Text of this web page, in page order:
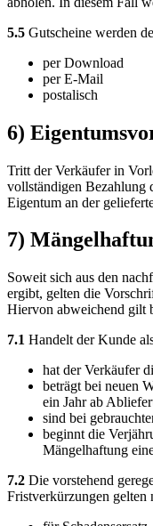
5.5 Gutscheine werden
per Download
per E-Mail
postalisch
6)
Tritt der Verkäufer in
vollständigen Bezahlung
Eigentum an der
7)
Soweit sich aus den
ergibt, gelten die
Hiervon abweichend gilt
7.1 Handelt der Kunde
hat der Verkäufer
beträgt bei neuen
ein Jahr ab
sind bei
beginnt die
Mängelhaftung
7.2 Die vorstehend
Fristverkürzungen gelten